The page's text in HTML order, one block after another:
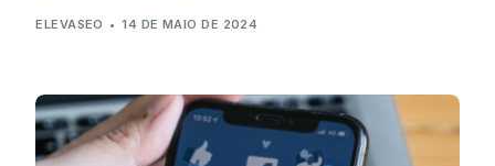
ELEVASEO 14 DE MAIO DE 2024